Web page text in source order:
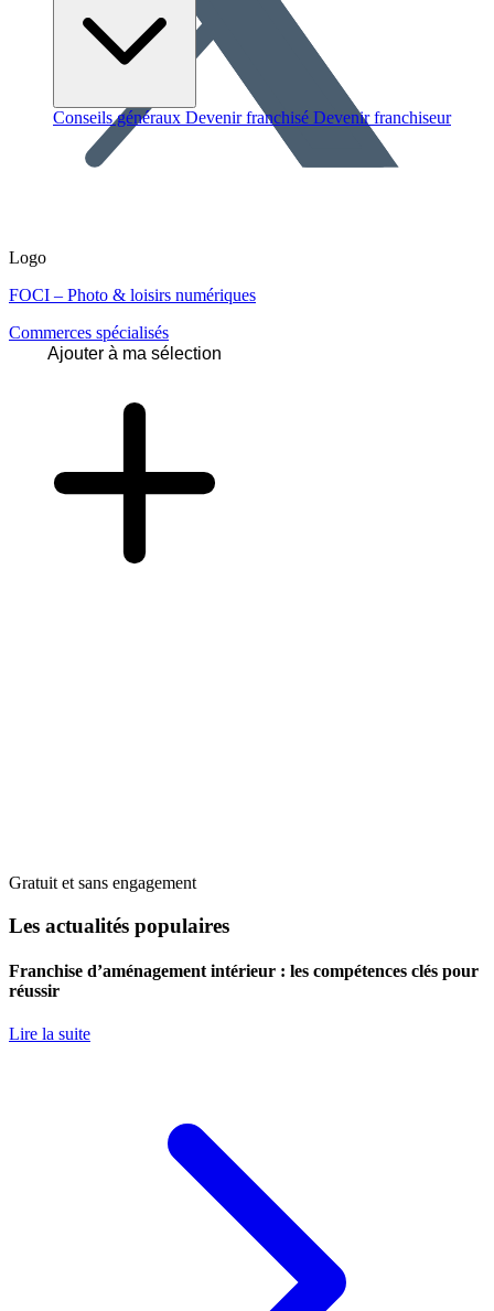
Conseils généraux Devenir franchisé Devenir franchiseur
Logo
FOCI – Photo & loisirs numériques
Commerces spécialisés
Ajouter à ma sélection
Gratuit et sans engagement
Les actualités populaires
Franchise d’aménagement intérieur : les compétences clés pour
réussir
Lire la suite